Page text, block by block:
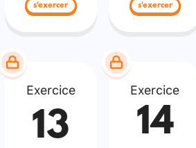
s'exercer s'exercer
Exercice
13
Exercice
14